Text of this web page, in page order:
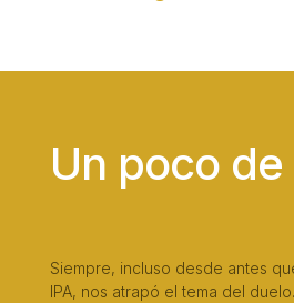
Un poco
Siempre, incluso desde antes
IPA, nos atrapó el tema del